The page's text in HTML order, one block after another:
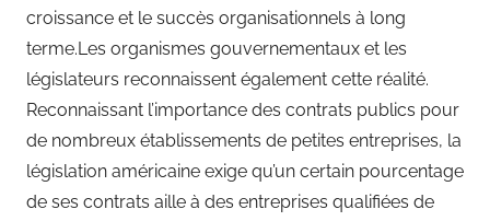
croissance et le succès organisationnels à long
terme.Les organismes gouvernementaux et les
législateurs reconnaissent également cette réalité.
Reconnaissant l’importance des contrats publics pour
de nombreux établissements de petites entreprises, la
législation américaine exige qu’un certain pourcentage
de ses contrats aille à des entreprises qualifiées de